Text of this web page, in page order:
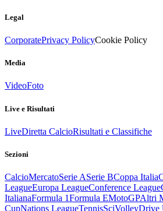
Legal
CorporatePrivacy PolicyCookie Policy
Media
VideoFoto
Live e Risultati
LiveDiretta CalcioRisultati e Classifiche
Sezioni
CalcioMercatoSerie ASerie BCoppa Italia
LeagueEuropa LeagueConference League
ItalianaFormula 1Formula EMotoGPAltri
CupNations LeagueTennisSciVolleyDrive